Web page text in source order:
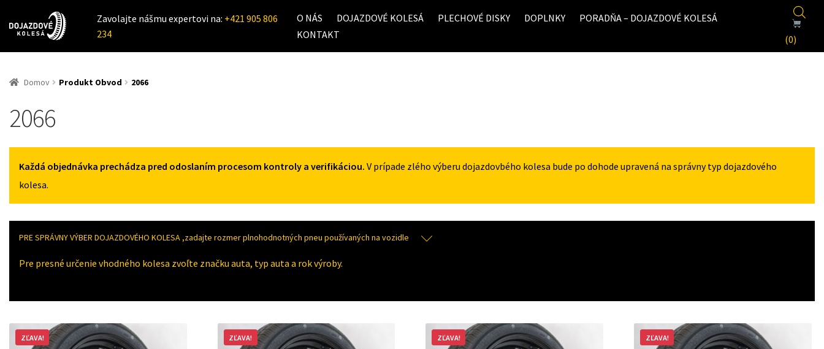
Zavolajte nášmu expertovi na: +421 905 806
234
O NÁS DOJAZDOVÉ KOLESÁ PLECHOVÉ DISKY DOPLNKY
PORADŇA – DOJAZDOVÉ KOLESÁ
KONTAKT
(0)
Domov Produkt Obvod 2066
2066
Každá objednávka prechádza pred odoslaním procesom kontroly a verifikáciou. V prípade zlého výberu dojazdovbého kolesa bude po dohode upravená na správny typ dojazdového
kolesa.
PRE SPRÁVNY VÝBER DOJAZDOVÉHO KOLESA ,zadajte rozmer plnohodnotných pneu používaných na vozidle
Pre presné určenie vhodného kolesa zvoľte značku auta, typ auta a rok výroby.
ZĽAVA! ZĽAVA! ZĽAVA! ZĽAVA!